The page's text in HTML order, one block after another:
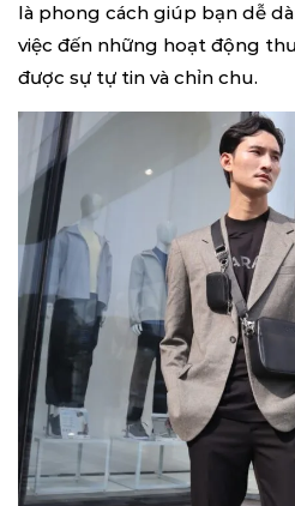
là phong cách giúp bạn dễ
việc đến những hoạt động
được sự tự tin và chỉn chu.